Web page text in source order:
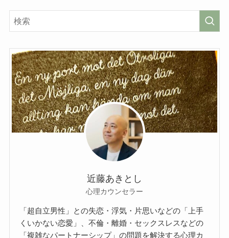
近藤あきとし
心理カウンセラー
「超自立男性」との失恋・浮気・片思いなどの「上手
くいかない恋愛」、不倫・離婚・セックスレスなどの
「複雑なパートナーシップ」の問題を解決する心理カ